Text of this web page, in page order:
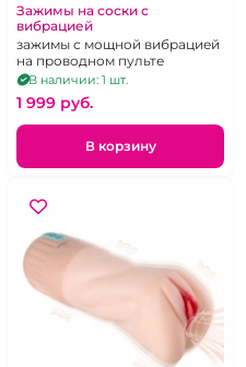
Зажимы на соски с
вибрацией
зажимы с мощной вибрацией
на проводном пульте
В наличии: 1 шт.
1 999 pуб.
В корзину